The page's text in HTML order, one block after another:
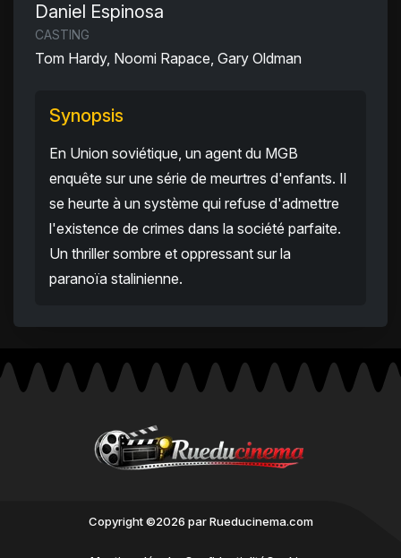
Daniel Espinosa
CASTING
Tom Hardy, Noomi Rapace, Gary Oldman
Synopsis
En Union soviétique, un agent du MGB
enquête sur une série de meurtres d'enfants. Il
se heurte à un système qui refuse d'admettre
l'existence de crimes dans la société parfaite.
Un thriller sombre et oppressant sur la
paranoïa stalinienne.
Copyright ©2026 par Rueducinema.com